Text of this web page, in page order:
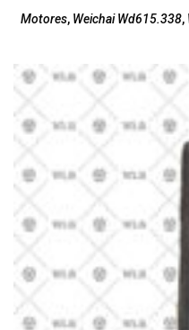
Motores, Weichai Wd615.338,